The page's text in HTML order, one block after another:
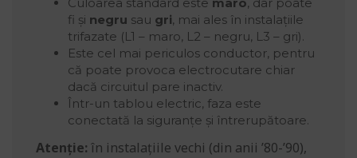
fi și negru sau gri, mai ales în instalațiile
trifazate (L1 – maro, L2 – negru, L3 – gri).
Este cel mai periculos conductor, pentru
că poate provoca electrocutare chiar
dacă circuitul pare inactiv.
Într-un tablou electric, faza este
conectată la siguranțe și întrerupătoare.
Atenție: în instalațiile vechi (din anii ’80-’90),